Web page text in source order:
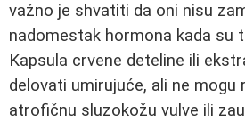
važno je shvatiti da oni nisu
nadomestak hormona kada su
Kapsula crvene deteline ili
delovati umirujuće, ali ne mogu
atrofičnu sluzokožu vulve ili